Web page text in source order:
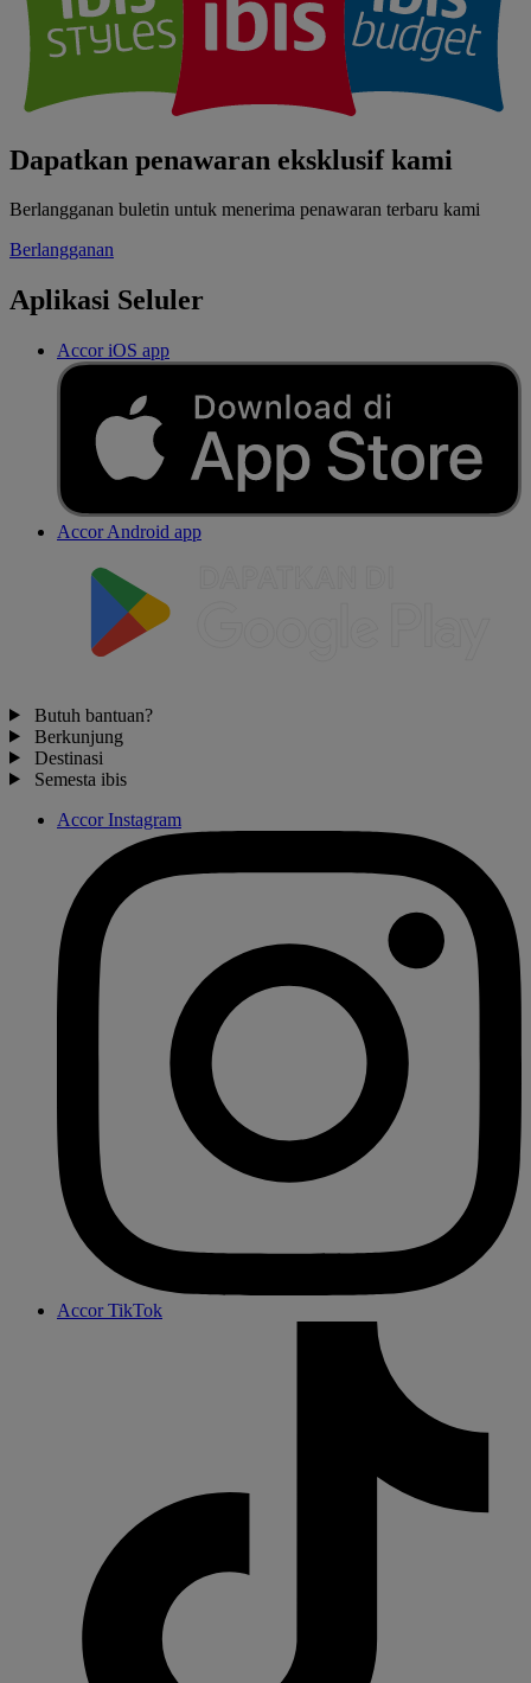
Dapatkan penawaran eksklusif kami
Berlangganan buletin untuk menerima penawaran terbaru kami
Berlangganan
Aplikasi Seluler
Accor iOS app
Accor Android app
Butuh bantuan?
Berkunjung
Destinasi
Semesta ibis
Accor Instagram
Accor TikTok